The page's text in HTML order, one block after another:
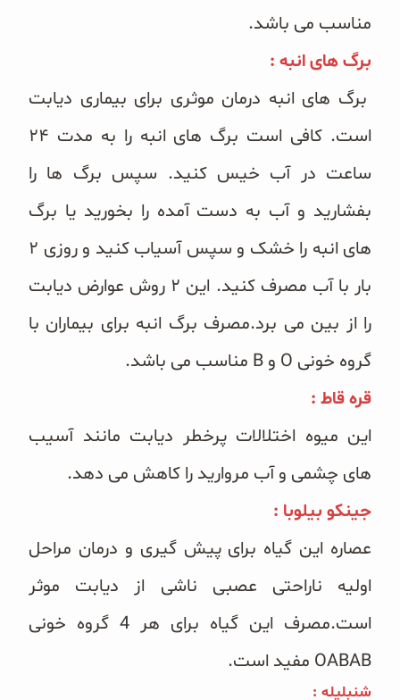
مناسب می باشد.
برگ های انبه :
برگ های انبه درمان موثری برای بیماری دیابت
است. کافی است برگ های انبه را به مدت ۲۴
ساعت در آب خیس کنید. سپس برگ ها را
بفشارید و آب به دست آمده را بخورید یا برگ
های انبه را خشک و سپس آسیاب کنید و روزی ۲
بار با آب مصرف کنید. این ۲ روش عوارض دیابت
را از بین می برد.مصرف برگ انبه برای بیماران با
گروه خونی O و B مناسب می باشد.
قره قاط :
این میوه اختلالات پرخطر دیابت مانند آسیب
های چشمی و آب مروارید را کاهش می دهد.
جینکو بیلوبا :
عصاره این گیاه برای پیش گیری و درمان مراحل
اولیه ناراحتی عصبی ناشی از دیابت موثر
است.مصرف این گیاه برای هر 4 گروه خونی
OABAB مفید است.
شنبلیله :